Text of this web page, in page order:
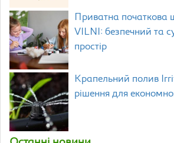
Приватна початкова
VILNI: безпечний та
простір
Крапельний полив
рішення для